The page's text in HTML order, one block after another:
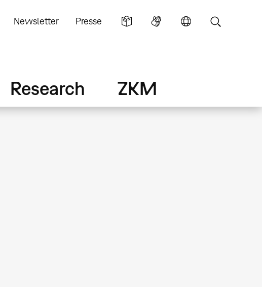
Newsletter Presse
Research ZKM